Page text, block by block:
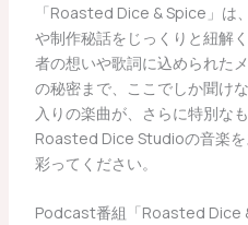
「Roasted Dice & Spice」は
や制作秘話をじっくりと紐解
者の想いや歌詞に込められた
の秘密まで、ここでしか聞け
入りの楽曲が、さらに特別な
Roasted Dice Studioの音楽
彩ってください。
Podcast番組「Roasted Dice